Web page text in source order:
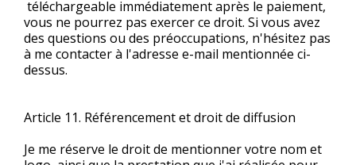
téléchargeable immédiatement après le paiement,
vous ne pourrez pas exercer ce droit. Si vous avez
des questions ou des préoccupations, n'hésitez pas
à me contacter à l'adresse e-mail mentionnée ci-
dessus.
Article 11. Référencement et droit de diffusion
Je me réserve le droit de mentionner votre nom et